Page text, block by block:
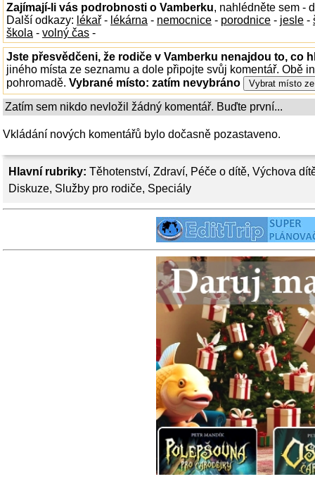
Hlavní rubriky: Těhotenství, Zdraví, Péče o dítě, Výchova
Diskuze, Služby pro rodiče, Speciály
Zajímají-li vás podrobnosti o Vamberku, nahlédněte sem -
Další odkazy: lékař - lékárna - nemocnice - porodnice - jesle -
škola - volný čas -
Jste přesvědčeni, že rodiče v Vamberku nenajdou to, co
jiného místa ze seznamu a dole připojte svůj komentář. Obě
pohromadě. Vybrané místo: zatím nevybráno
Zatím sem nikdo nevložil žádný komentář. Buďte první...
Vkládání nových komentářů bylo dočasně pozastaveno.